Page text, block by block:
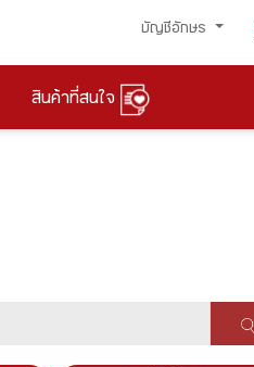
บัญชีอักษร
สินค้าที่สนใจ